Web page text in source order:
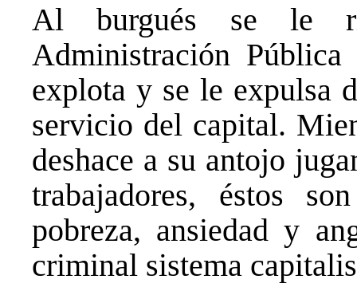
Al burgués se le
Administración
explota y se le expulsa
servicio del capital.
deshace a su antojo
trabajadores, éstos
pobreza, ansiedad y
criminal sistema